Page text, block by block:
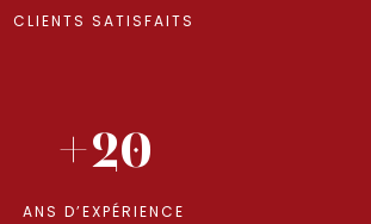
CLIENTS SATISFAITS
+20
ANS D’EXPÉRIENCE